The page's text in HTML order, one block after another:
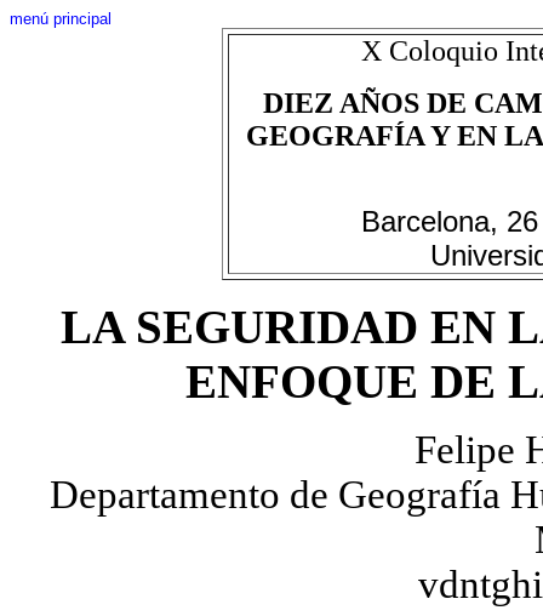
menú principal
X Coloquio
DIEZ AÑOS DE
GEOGRAFÍA Y EN
Barcelona,
LA SEGURIDAD EN
ENFOQUE DE
Felipe
Departamento de Geografía